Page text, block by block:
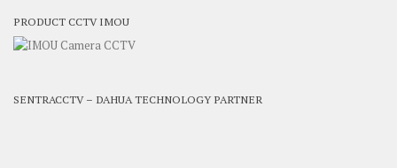
PRODUCT CCTV IMOU
SENTRACCTV – DAHUA TECHNOLOGY PARTNER